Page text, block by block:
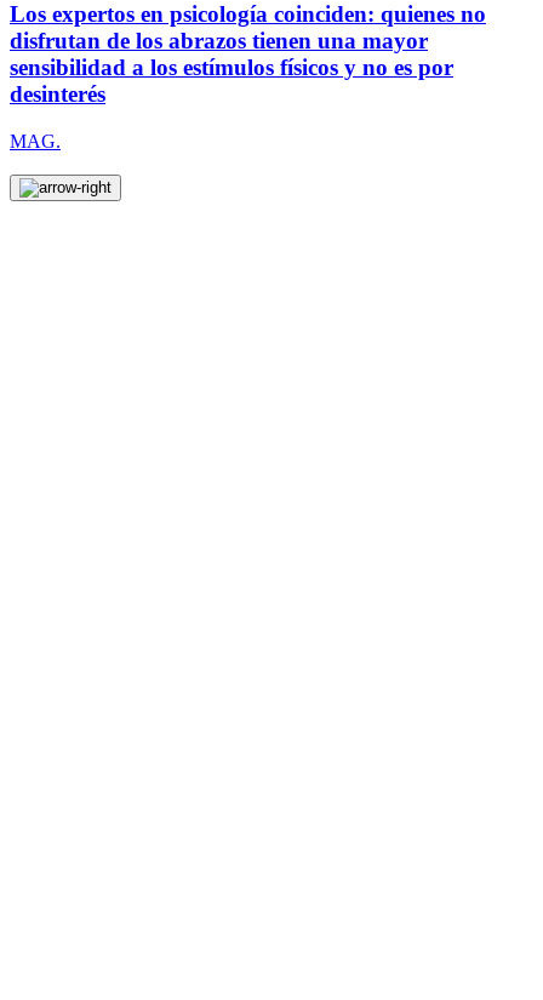
Los expertos en psicología coinciden: quienes no
disfrutan de los abrazos tienen una mayor
sensibilidad a los estímulos físicos y no es por
desinterés
MAG.